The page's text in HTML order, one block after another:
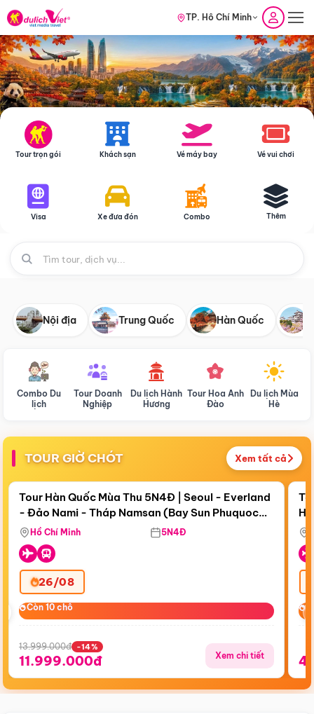
TP. Hồ Chí Minh
Tour trọn gói Khách sạn Vé máy bay Vé vui chơi
Visa Xe đưa đón Combo Thêm
Nội địa Trung Quốc Hàn Quốc
Combo Du
lịch
Tour Doanh
Nghiệp
Du lịch Hành
Hương
Tour Hoa Anh
Đào
Du lịch Mùa
Hè
TOUR GIỜ CHÓT Xem tất cả
Còn19 ngày 14:37:42
Điểm nổi bật
Tour Hàn Quốc Mùa Thu 5N4Đ | Seoul - Everland
- Đảo Nami - Tháp Namsan (Bay Sun Phuquoc
Airways)
Hồ Chí Minh 5N4Đ
26/08
Còn 10 chỗ
Còn 10 chỗ
13.999.000đ -14%
11.999.000đ Xem chi tiết